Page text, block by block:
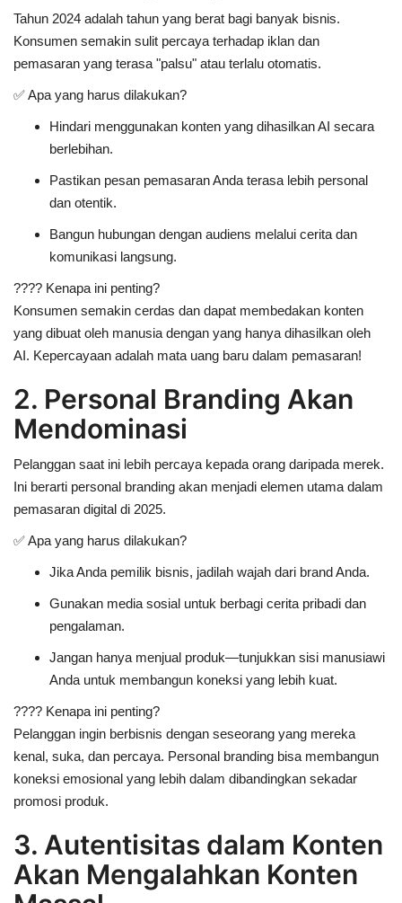
Tahun 2024 adalah tahun yang berat bagi banyak bisnis.
Konsumen semakin sulit percaya terhadap iklan dan
pemasaran yang terasa "palsu" atau terlalu otomatis.
✅Apa yang harus dilakukan?
Hindari menggunakan konten yang dihasilkan AI secara
berlebihan.
Pastikan pesan pemasaran Anda terasa lebih personal
dan otentik.
Bangun hubungan dengan audiens melalui cerita dan
komunikasi langsung.
???? Kenapa ini penting?
Konsumen semakin cerdas dan dapat membedakan konten
yang dibuat oleh manusia dengan yang hanya dihasilkan oleh
AI. Kepercayaan adalah mata uang baru dalam pemasaran!
2. Personal Branding Akan
Mendominasi
Pelanggan saat ini lebih percaya kepada orang daripada merek.
Ini berarti personal branding akan menjadi elemen utama dalam
pemasaran digital di 2025.
✅Apa yang harus dilakukan?
Jika Anda pemilik bisnis, jadilah wajah dari brand Anda.
Gunakan media sosial untuk berbagi cerita pribadi dan
pengalaman.
Jangan hanya menjual produk—tunjukkan sisi manusiawi
Anda untuk membangun koneksi yang lebih kuat.
???? Kenapa ini penting?
Pelanggan ingin berbisnis dengan seseorang yang mereka
kenal, suka, dan percaya. Personal branding bisa membangun
koneksi emosional yang lebih dalam dibandingkan sekadar
promosi produk.
3. Autentisitas dalam Konten
Akan Mengalahkan Konten